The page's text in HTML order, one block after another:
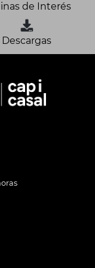
de Interés
Descargas